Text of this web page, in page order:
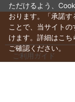
ご利用ガイド
ただけるよう、
おります。「承諾す
ことで、当サイト
けます。詳細はこち
ご確認ください。